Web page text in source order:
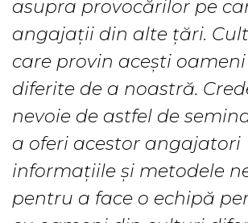
asupra provocărilor pe
angajații din alte țări.
care provin acești
diferite de a noastră.
nevoie de astfel de
a oferi acestor angajatori
informațiile și metodele
pentru a face o echipă